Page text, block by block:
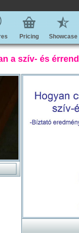
Pricing Showcase
a szív- és